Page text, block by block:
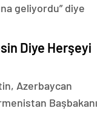
geliyordu” diye
Diye Herşeyi
Azerbaycan
Başbakanı